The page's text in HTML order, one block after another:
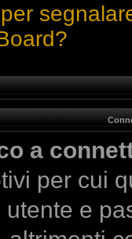
a
per cui
e